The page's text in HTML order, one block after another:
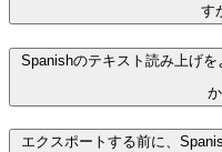
す
Spanishのテキスト読み上げ
エクスポートする前に、